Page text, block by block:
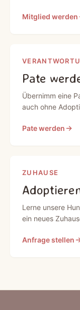
Mitglied werden
Pate
Übernimm eine
auch ohne
Pate werden
ZUHAUSE
Lerne unsere
ein neues
Anfrage stellen